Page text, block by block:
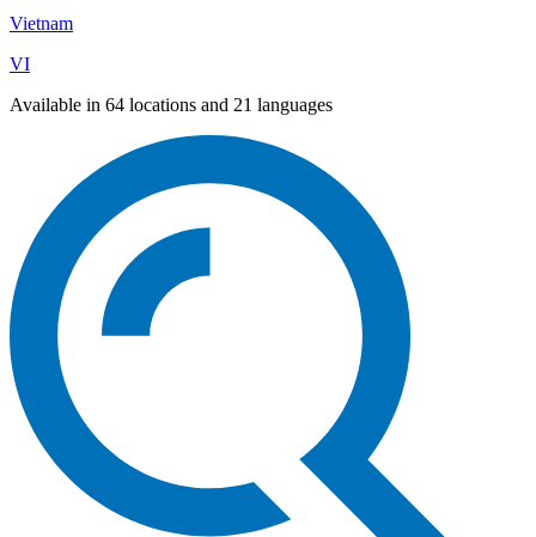
Vietnam
VI
Available in 64 locations and 21 languages